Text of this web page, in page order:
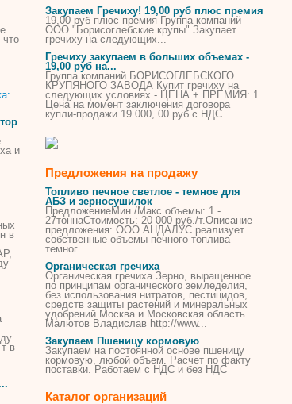
и
в
в
Закупаем Гречиху! 19,00 руб плюс премия
19,00 руб плюс премия Группа компаний
ООО "Борисоглебские крупы" Закупает
гречиху на следующих...
Гречиху закупаем в больших объемах -
19,00 руб на...
Группа компаний БОРИСОГЛЕБСКОГО
КРУПЯНОГО ЗАВОДА Купит гречиху на
следующих условиях - ЦЕНА + ПРЕМИЯ: 1.
Цена на момент заключения договора
купли-продажи 19 000, 00 руб с НДС.
Предложения на продажу
Топливо печное светлое - темное для
АБЗ и зерносушилок
ПредложениеМин./Макс.объемы: 1 -
27тоннаСтоимость: 20 000 руб./т.Описание
предложения: ООО АНДАЛУС реализует
собственные объемы печного топлива
темног
Органическая гречиха
Органическая гречиха Зерно, выращенное
по принципам органического земледелия,
без использования нитратов, пестицидов,
средств защиты растений и минеральных
удобрений Москва и Московская область
Малютов Владислав http://www...
Закупаем Пшеницу кормовую
Закупаем на постоянной основе пшеницу
кормовую, любой объем. Расчет по факту
поставки. Работаем с НДС и без НДС
Каталог организаций